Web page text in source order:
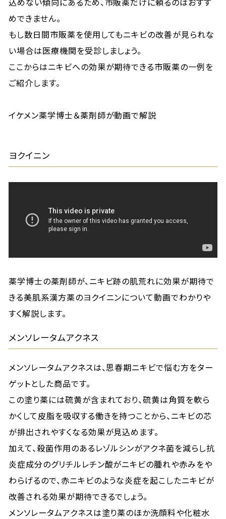
めできません。
もし数日間市販薬を使用してもニキビの改善が見られな
い場合は医療機関を受診しましょう。
ここからはニキビへの効果が期待できる市販薬の一例を
ご紹介します。
イケメン薬学博士＆薬剤師が動画で解説
ヨクイニン
薬学博士の薬剤師が、ニキビ跡の肌荒れに効果が期待で
きる美肌系漢方薬のヨクイニンについて動画でわかりや
すく解説します。
メンソレータムアクネス
メンソレータムアクネスは、思春期ニキビで悩む方をター
ゲットとした商品です。
この塗り薬には硫黄が含まれており、硫黄は角質を軟ら
かくして皮脂を吸収する働きを持つことから、ニキビの芯
が排出されやすくなる効果が見込めます。
加えて、殺菌作用のあるレゾルシンがアクネ菌を減らし抗
炎症成分のグリチルレチン酸がニキビの腫れや赤みをや
わらげるので、赤ニキビのような炎症を起こしたニキビが
改善される効果が期待できるでしょう。
メンソレータムアクネスは塗り薬のほか洗顔料や化粧水